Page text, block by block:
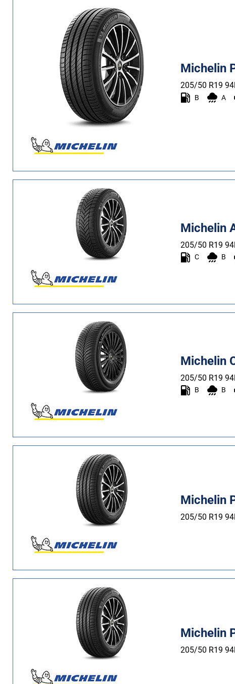
Tutti i tipi (9)
Inverno (2)
Estate (6)
Quattro stagioni (1)
Tipo di vettura
Tutti i tipi (9)
Auto (9)
Furgone (0)
Non Run flat (9)
Michelin
205/50 R19 94
B A
Michelin
205/50 R19 94
C B
Michelin
205/50 R19 94
B B
Michelin
205/50 R19 94
Michelin
205/50 R19 94